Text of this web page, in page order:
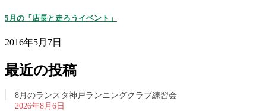
5月の「店長と走ろうイベント」
2016年5月7日
最近の投稿
8月のランスタ神戸ランニングクラブ練習会
2026年8月6日